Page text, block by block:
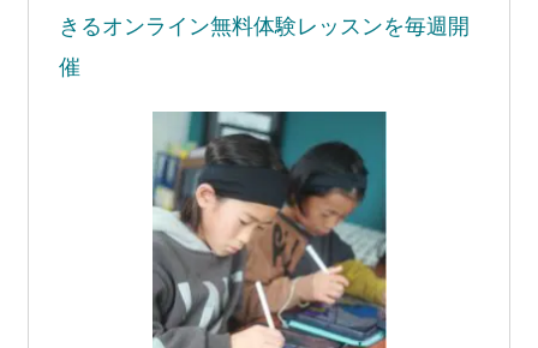
きるオンライン無料体験レッスンを毎週開
催